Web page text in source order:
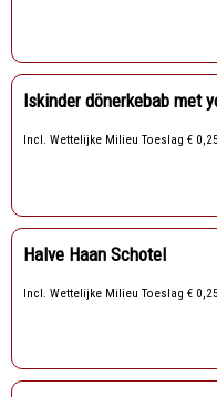
Iskinder dönerkebab met
Incl. Wettelijke Milieu Toeslag € 0,25
Halve Haan Schotel
Incl. Wettelijke Milieu Toeslag € 0,25